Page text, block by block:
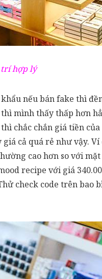
trí hợp lý
nếu bán fake thì
mình thấy thấp hơn
chắc chắn giá tiền
cả quá rẻ như vậy. Ví
cao hơn so với
recipe với giá
check code trên bao